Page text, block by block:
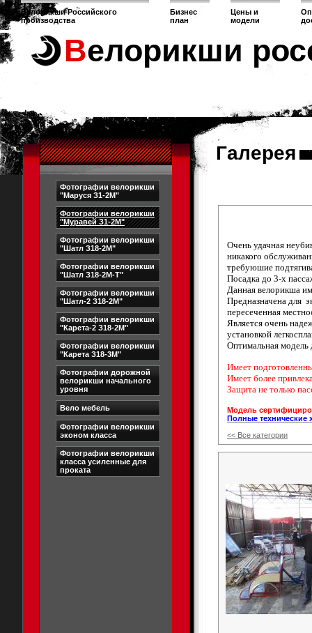
Велорикши Российского
производства
Бизнес
план
Цены и
модели
Велорикши
Фотографии велорикши
"Маруся З1-2М"
Фотографии велорикши
"Муравей З1-2М"
Фотографии велорикши
"Шатл З18-2М"
Фотографии велорикши
"Шатл З18-2М-Т"
Фотографии велорикши
"Шатл-2 З18-2М"
Фотографии велорикши
"Карета-2 З18-2М"
Фотографии велорикши
"Карета З18-3М"
Фотографии дорожной
велорикши начального
уровня
Вело мебель
Фотографии велорикши
эконом класса
Фотографии велорикши
класса усиленные для
проката
Галерея
Очень удачная
никакого
требуюшие
Посадка до 3-х
Данная велорикша
Предназначена для
пересеченная
Является очень
установкой
Оптимальная модель
Имеет
Имеет более
Защита не только
Модель
Полные технические
<< Все категории